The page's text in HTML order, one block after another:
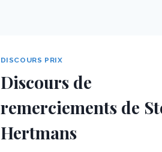
DISCOURS PRIX
Discours de
remerciements de
Hertmans